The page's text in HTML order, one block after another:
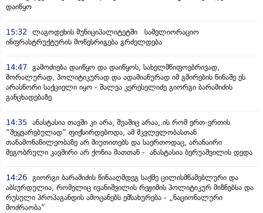
დაიწყო
15:32
ლაგოდეხის მუნიციპალიტეტში სამელიორაციო
ინფრასტრუქტურის მოწესრიგება გრძელდება
14:47 გამოძიება დაიწყო და დაიწყოს, სახელმწიფოებრივად,
მორალურად, პოლიტიკურად და ადამიანურად იმ გმირების წინაშე ეს
არასწორი საქციელი იყო - შალვა კერესელიძე გიორგი ბარამიძის
განცხადებაზე
14:35 ანასტასია თავში კი არა, შუაშიც არაა,.ის რომ ერთ-ერთის
“შეყვარებულად” ფიქსირდებოდა, ამ მკვლელობასთან
თანამონაწილეობაზე არ მიუთითებს და საერთოდაც, არანაირი
მეგობრული კავშირი არ ქონია მათთან - ანასტასია ბერუაშვილის დედა
14:26 გიორგი ბარამიძის წინააღმდეგ საქმე ცილისმწამებლური და
აბსურდულია, რომელიც ივანიშვილის რეჟიმის პოლიტიკურ მიზნებსა და
რუსული პროპაგანდის ამოცანებს ემსახურება - „ნაციონალური
მოძრაობა”